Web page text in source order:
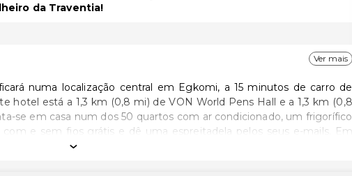
da Traventia!
Ver mais
numa localização central em Egkomi, a 15 minutos de carro de
se em casa num dos 50 quartos com ar condicionado, um frigorífico
e sem fios grátis e dê uma espreitadela pelos seus e-mails. Em
via satélite. As casas de banho privativas dispõem de um polibã,